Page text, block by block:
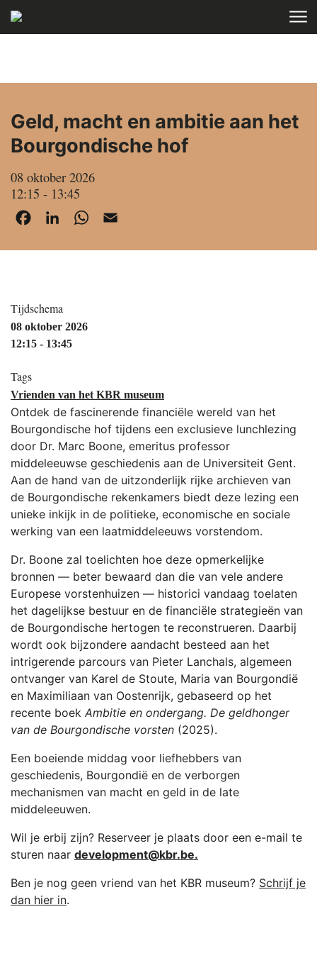
Skip to main content
Geld, macht en ambitie aan het
Bourgondische hof
08 oktober 2026
12:15 - 13:45
FacebookLinkedInWhatsApp
Tijdschema
08 oktober 2026
12:15 - 13:45
Tags
Vrienden van het KBR museum
Ontdek de fascinerende financiële wereld van het
Bourgondische hof tijdens een exclusieve lunchlezing
door Dr. Marc Boone, emeritus professor
middeleeuwse geschiedenis aan de Universiteit Gent.
Aan de hand van de uitzonderlijk rijke archieven van
de Bourgondische rekenkamers biedt deze lezing een
unieke inkijk in de politieke, economische en sociale
werking van een laatmiddeleeuws vorstendom.
Dr. Boone zal toelichten hoe deze opmerkelijke
bronnen — beter bewaard dan die van vele andere
Europese vorstenhuizen — historici vandaag toelaten
het dagelijkse bestuur en de financiële strategieën van
de Bourgondische hertogen te reconstrueren. Daarbij
wordt ook bijzondere aandacht besteed aan het
intrigerende parcours van Pieter Lanchals, algemeen
ontvanger van Karel de Stoute, Maria van Bourgondië
en Maximiliaan van Oostenrijk, gebaseerd op het
recente boek Ambitie en ondergang. De geldhonger
van de Bourgondische vorsten (2025).
Een boeiende middag voor liefhebbers van
geschiedenis, Bourgondië en de verborgen
mechanismen van macht en geld in de late
middeleeuwen.
Wil je erbij zijn? Reserveer je plaats door een e-mail te
sturen naar development@kbr.be.
Ben je nog geen vriend van het KBR museum? Schrijf je
dan hier in.